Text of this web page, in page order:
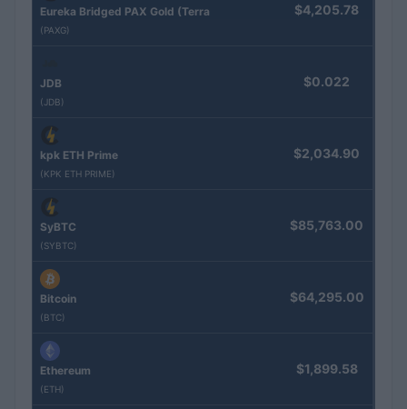
Eureka Bridged PAX Gold (Terra
(PAXG)
$4,205.78
JDB
(JDB)
$0.022
kpk ETH Prime
(KPK ETH PRIME)
$2,034.90
SyBTC
(SYBTC)
$85,763.00
Bitcoin
(BTC)
$64,295.00
Ethereum
(ETH)
$1,899.58